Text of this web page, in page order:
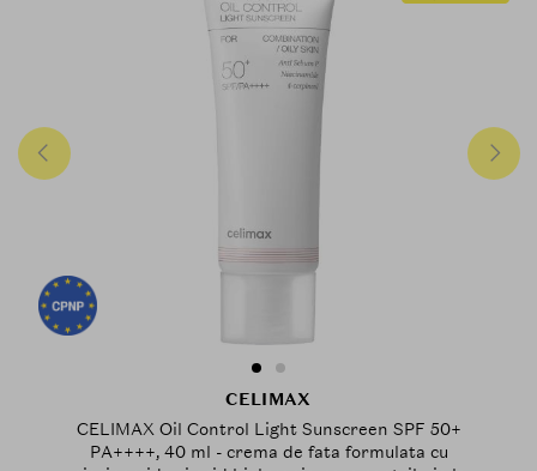
CELIMAX
CELIMAX Oil Control Light Sunscreen SPF 50+
PA++++, 40 ml - crema de fata formulata cu